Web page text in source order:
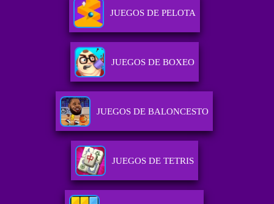
JUEGOS DE PELOTA
JUEGOS DE BOXEO
JUEGOS DE BALONCESTO
JUEGOS DE TETRIS